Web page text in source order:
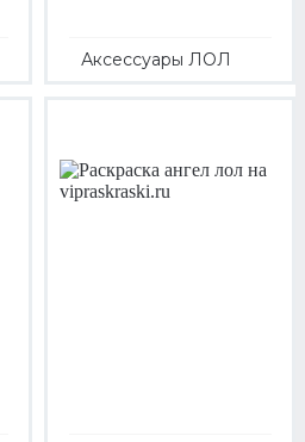
Аксессуары ЛОЛ